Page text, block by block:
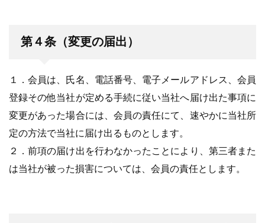
第４条（変更の届出）
１．会員は、氏名、電話番号、電子メールアドレス、会員
登録その他当社が定める手続に従い当社へ届け出た事項に
変更があった場合には、会員の責任にて、速やかに当社所
定の方法で当社に届け出るものとします。
２．前項の届け出を行わなかったことにより、第三者また
は当社が被った損害については、会員の責任とします。